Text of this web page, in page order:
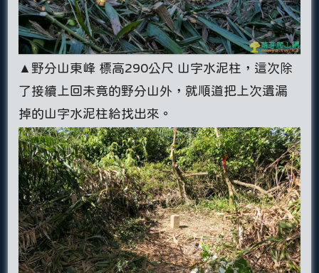
▲野分山東峰 標高290公尺 山字水泥柱，這次除
了接續上回未竟的野分山外，就順道把上次遺漏
掉的山字水泥柱給找出來。